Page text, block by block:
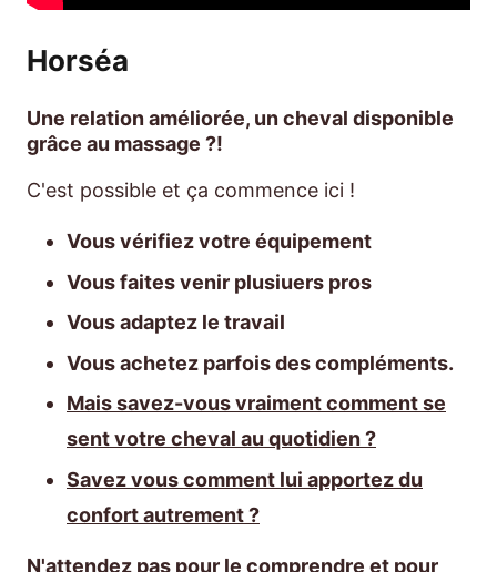
Horséa
Une relation améliorée, un cheval disponible
grâce au massage ?!
C'est possible et ça commence ici !
Vous vérifiez votre équipement
Vous faites venir plusiuers pros
Vous adaptez le travail
Vous achetez parfois des compléments.
Mais savez-vous vraiment comment se
sent votre cheval au quotidien ?
Savez vous comment lui apportez du
confort autrement ?
N'attendez pas pour le comprendre et pour